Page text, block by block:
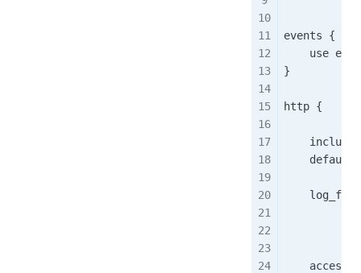
events {
use
}
http {
include